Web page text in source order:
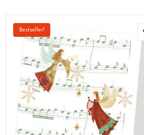
Bestseller!